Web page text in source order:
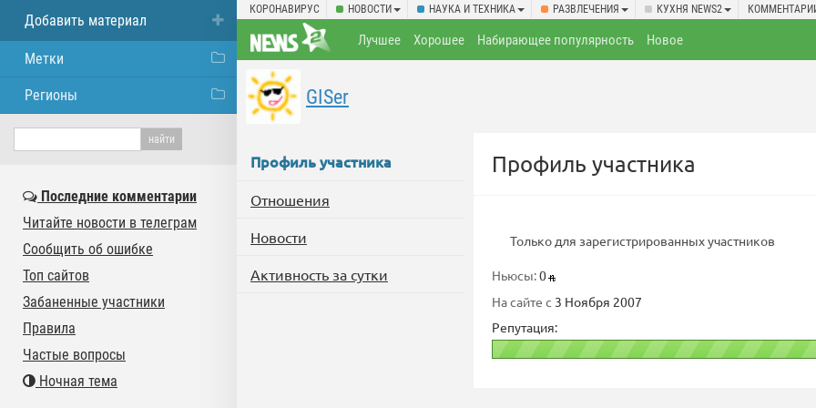
КОРОНАВИРУС НОВОСТИ НАУКА И ТЕХНИКА РАЗВЛЕЧЕНИЯ КУХНЯ NEWS2
Лучшее Хорошее Набирающее популярность Новое
GISer
Профиль участника
Отношения
Новости
Активность за сутки
Профиль участника
Только для зарегистрированных участников
Ньюсы:0
На сайте с 3 Ноября 2007
Репутация:
Добавить материал
Метки
Регионы
Последние комментарии
Читайте новости в телеграм
Сообщить об ошибке
Топ сайтов
Забаненные участники
Правила
Частые вопросы
Ночная тема